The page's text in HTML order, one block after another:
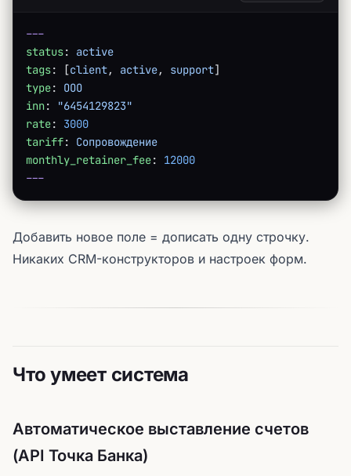
---
status: active
tags: [client, active, support]
type: ООО
inn:
"6454129823"
rate: 3000
tariff: Сопровождение
monthly_retainer_fee: 12000
---
Добавить новое поле = дописать одну строчку.
Никаких CRM-конструкторов и настроек форм.
Что умеет система
Автоматическое выставление счетов
(API Точка Банка)